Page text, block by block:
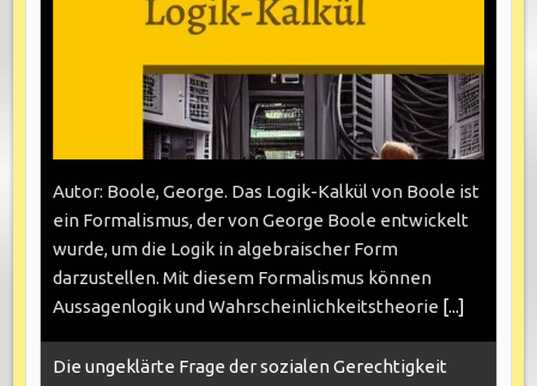
Autor: Boole, George. Das Logik-Kalkül von Boole ist
ein Formalismus, der von George Boole entwickelt
wurde, um die Logik in algebraischer Form
darzustellen. Mit diesem Formalismus können
Aussagenlogik und Wahrscheinlichkeitstheorie [...]
Die ungeklärte Frage der sozialen Gerechtigkeit